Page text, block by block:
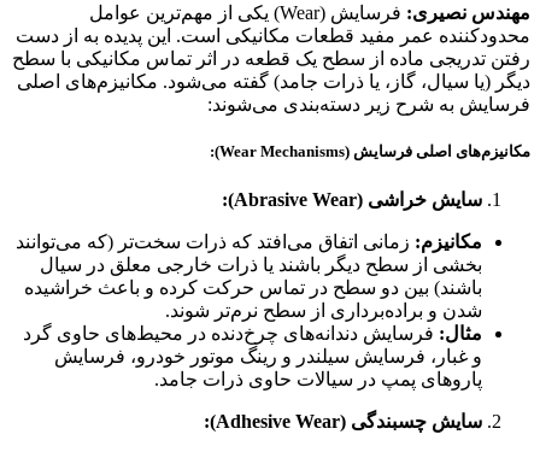
مهندس نصیری:
فرسایش (Wear) یکی از مهم‌ترین عوامل
محدودکننده عمر مفید قطعات مکانیکی است. این پدیده به از دست
رفتن تدریجی ماده از سطح یک قطعه در اثر تماس مکانیکی با سطح
دیگر (یا سیال، گاز، یا ذرات جامد) گفته می‌شود. مکانیزم‌های اصلی
فرسایش به شرح زیر دسته‌بندی می‌شوند:
مکانیزم‌های اصلی فرسایش (Wear Mechanisms):
سایش خراشی (Abrasive Wear):
مکانیزم: زمانی اتفاق می‌افتد که ذرات سخت‌تر (که می‌توانند
بخشی از سطح دیگر باشند یا ذرات خارجی معلق در سیال
باشند) بین دو سطح در تماس حرکت کرده و باعث خراشیده
شدن و براده‌برداری از سطح نرم‌تر شوند.
مثال: فرسایش دندانه‌های چرخ‌دنده در محیط‌های حاوی گرد
و غبار، فرسایش سیلندر و رینگ موتور خودرو، فرسایش
پاروهای پمپ در سیالات حاوی ذرات جامد.
سایش چسبندگی (Adhesive Wear):